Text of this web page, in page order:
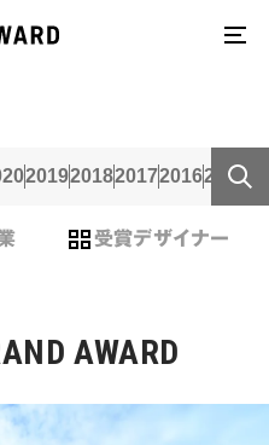
20192018201720162015
受賞デザイナー
AWARD